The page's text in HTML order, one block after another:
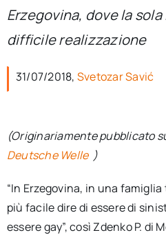
per:
Erzegovina, dove la
difficile realizzazione
31/07/2018, Svetozar Savić
(Originariamente pubblicato
Deutsche Welle )
“In Erzegovina, in una
più facile dire di essere di
essere gay”, così Zdenko P. di